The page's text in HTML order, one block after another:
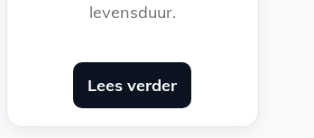
levensduur.
Lees verder